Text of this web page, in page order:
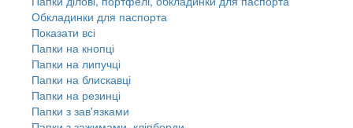
Обкладинки для паспорта
Показати всі
Папки на кнопці
Папки на липучці
Папки на блискавці
Папки на резинці
Папки з зав'язками